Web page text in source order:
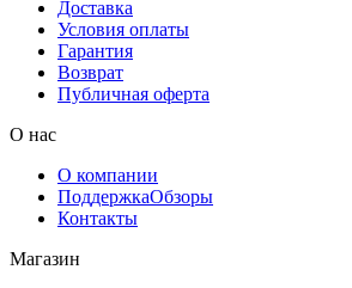
Доставка
Условия оплаты
Гарантия
Возврат
Публичная оферта
О нас
О компании
ПоддержкаОбзоры
Контакты
Магазин